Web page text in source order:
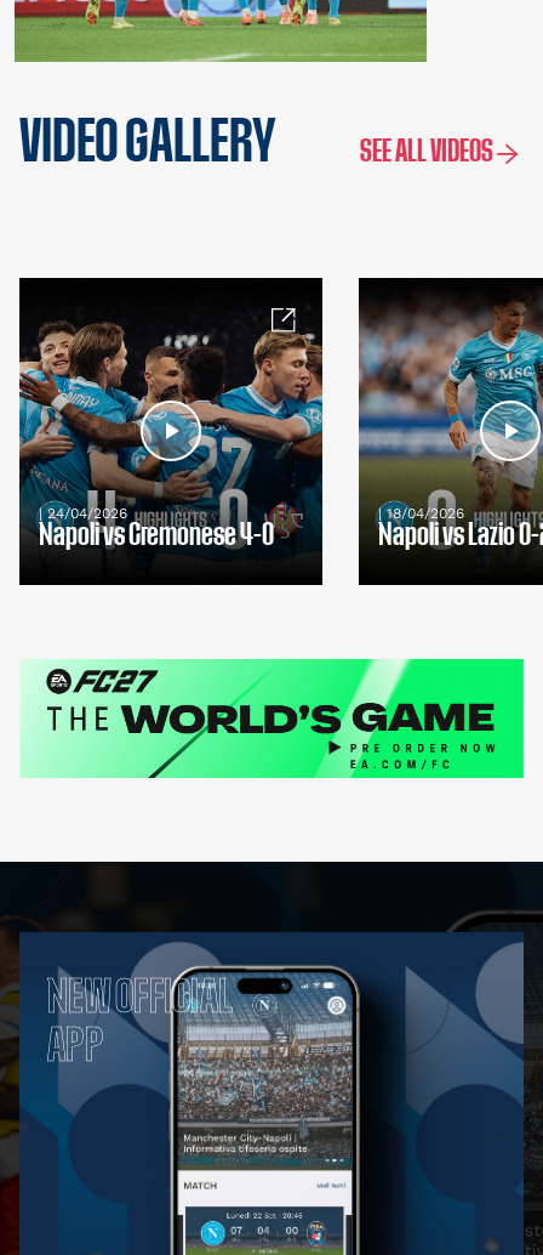
VIDEO GALLERY SEE ALL VIDEOS
| 24/04/2026
Napoli vs Cremonese 4-0
| 18/04/2026
Napoli vs Lazio
NEW OFFICIAL
APP